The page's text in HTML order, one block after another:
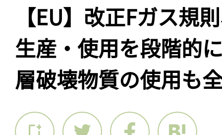
【EU】改正Fガス規
生産・使用を段階的
層破壊物質の使用も